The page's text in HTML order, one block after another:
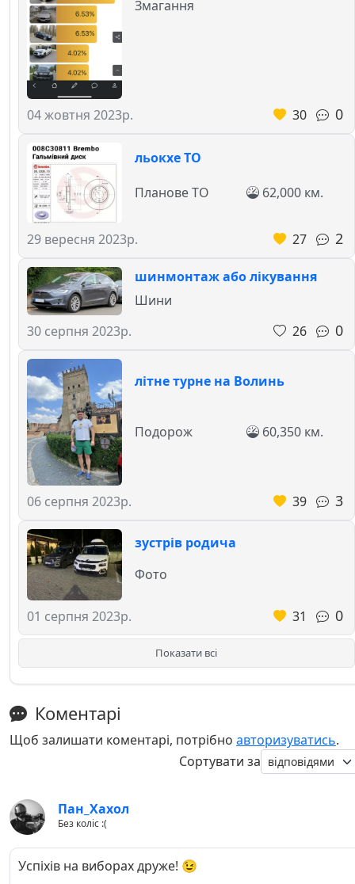
04 жовтня 2023р.
Змагання
30 0
льокхе ТО
29 вересня 2023р.
Планове ТО 62,000 км.
27 2
шинмонтаж або лікування
30 серпня 2023р.
Шини
26
0
літне турне на Волинь
06 серпня 2023р.
Подорож 60,350 км.
39 3
зустрів родича
01 серпня 2023р.
Фото
31 0
Показати всі
Коментарі
Щоб залишати коментарі, потрібно авторизуватись.
Сортувати за
Пан_Хахол
Без коліс :(
Успіхів на виборах друже! 😉